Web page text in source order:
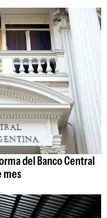
del Banco Central
mes